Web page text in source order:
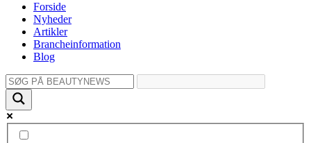
Forside
Nyheder
Artikler
Brancheinformation
Blog